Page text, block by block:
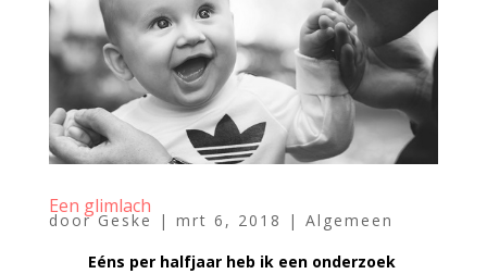
Een glimlach
door Geske | mrt 6, 2018 | Algemeen
Eéns per halfjaar heb ik een onderzoek